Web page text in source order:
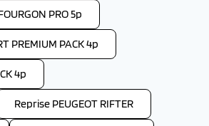
PRO 5p
PREMIUM PACK 4p
4p
Reprise PEUGEOT RIFTER